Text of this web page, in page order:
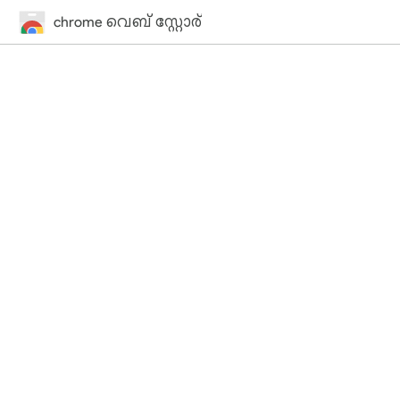
chrome വെബ് സ്റ്റോര്‍